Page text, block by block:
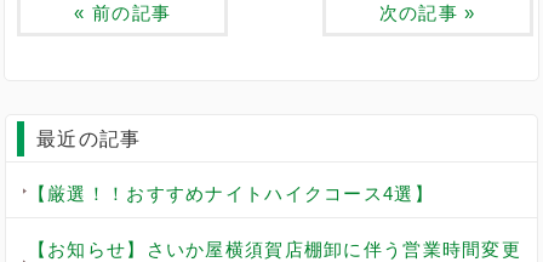
« 前の記事 次の記事 »
最近の記事
【厳選！！おすすめナイトハイクコース4選】
【お知らせ】さいか屋横須賀店棚卸に伴う営業時間変更